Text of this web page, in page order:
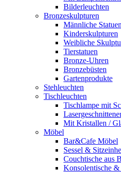
Bilderleuchten
Bronzeskulpturen
Männliche Statuen
Kinderskulpturen
Weibliche
Tierstatuen
Bronze-Uhren
Bronzebüsten
Gartenprodukte
Stehleuchten
Tischleuchten
Tischlampe mit
Mit Kristallen /
Möbel
Bar&Cafe Möbel
Sessel &
Couchtische aus
Konsolentische